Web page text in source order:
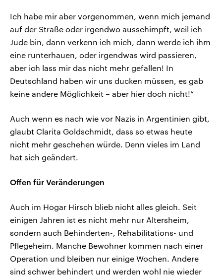
Ich habe mir aber vorgenommen, wenn mich jemand
auf der Straße oder irgendwo ausschimpft, weil ich
Jude bin, dann verkenn ich mich, dann werde ich ihm
eine runterhauen, oder irgendwas wird passieren,
aber ich lass mir das nicht mehr gefallen! In
Deutschland haben wir uns ducken müssen, es gab
keine andere Möglichkeit – aber hier doch nicht!“
Auch wenn es nach wie vor Nazis in Argentinien gibt,
glaubt Clarita Goldschmidt, dass so etwas heute
nicht mehr geschehen würde. Denn vieles im Land
hat sich geändert.
Offen für Veränderungen
Auch im Hogar Hirsch blieb nicht alles gleich. Seit
einigen Jahren ist es nicht mehr nur Altersheim,
sondern auch Behinderten-, Rehabilitations- und
Pflegeheim. Manche Bewohner kommen nach einer
Operation und bleiben nur einige Wochen. Andere
sind schwer behindert und werden wohl nie wieder